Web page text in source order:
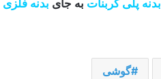
بدنه پلی کربنات به جای بدنه فلزی
گوشی